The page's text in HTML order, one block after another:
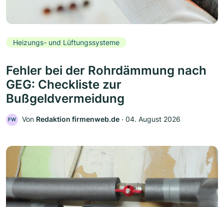
Heizungs- und Lüftungssysteme
Fehler bei der Rohrdämmung nach
GEG: Checkliste zur
Bußgeldvermeidung
FW Von Redaktion firmenweb.de ‧ 04. August 2026